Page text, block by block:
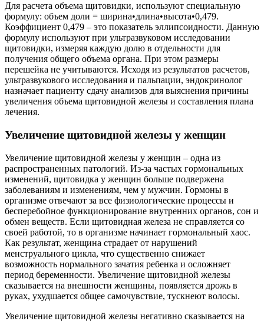
Для расчета объема щитовидки, используют специальную
формулу: объем доли = ширина•длина•высота•0,479.
Коэффициент 0,479 – это показатель эллипсоидности. Данную
формулу используют при ультразвуковом исследовании
щитовидки, измеряя каждую долю в отдельности для
получения общего объема органа. При этом размеры
перешейка не учитываются. Исходя из результатов расчетов,
ультразвукового исследования и пальпации, эндокринолог
назначает пациенту сдачу анализов для выяснения причины
увеличения объема щитовидной железы и составления плана
лечения.
Увеличение щитовидной железы у женщин
Увеличение щитовидной железы у женщин – одна из
распространенных патологий. Из-за частых гормональных
изменений, щитовидка у женщин больше подвержена
заболеваниям и изменениям, чем у мужчин. Гормоны в
организме отвечают за все физиологические процессы и
бесперебойное функционирование внутренних органов, сон и
обмен веществ. Если щитовидная железа не справляется со
своей работой, то в организме начинает гормональный хаос.
Как результат, женщина страдает от нарушений
менструального цикла, что существенно снижает
возможность нормального зачатия ребенка и осложняет
период беременности. Увеличение щитовидной железы
сказывается на внешности женщины, появляется дрожь в
руках, ухудшается общее самочувствие, тускнеют волосы.
Увеличение щитовидной железы негативно сказывается на